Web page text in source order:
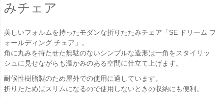
みチェア
美しいフォルムを持ったモダンな折りたたみチェア「SE ドリーム フ
ォールディング チェア」。
角に丸みを持たせた無駄のないシンプルな造形は一角をスタイリッ
シュに見せながらも温かみのある空間に仕立て上げます。
耐候性樹脂製のため屋外での使用に適しています。
折りたためばスリムになるので使用しないときの収納にも便利。